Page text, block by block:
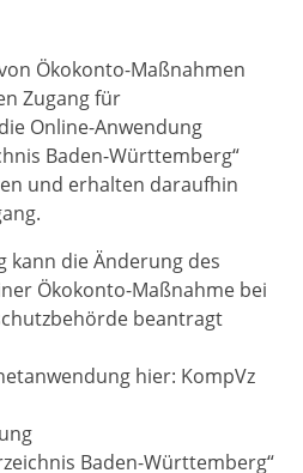
Ökokonto-Maßnahmen
Zugang für
Online-Anwendung
Baden-Württemberg“
und erhalten daraufhin
kann die Änderung des
Ökokonto-Maßnahme bei
beantragt
hier: KompVz
Baden-Württemberg“